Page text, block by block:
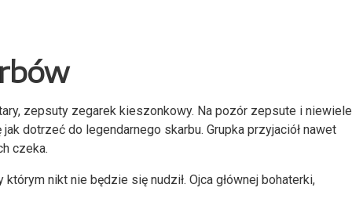
zepsuty zegarek kieszonkowy. Na pozór zepsute i niewiele
dotrzeć do legendarnego skarbu. Grupka przyjaciół nawet
czeka.
nikt nie będzie się nudził. Ojca głównej bohaterki,